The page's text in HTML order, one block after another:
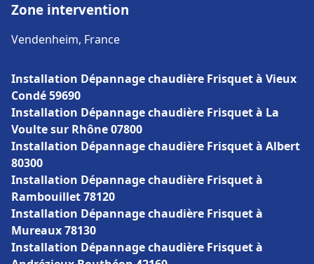
Zone intervention
Vendenheim, France
Installation Dépannage chaudière Frisquet à Vieux
Condé 59690
Installation Dépannage chaudière Frisquet à La
Voulte sur Rhône 07800
Installation Dépannage chaudière Frisquet à Albert
80300
Installation Dépannage chaudière Frisquet à
Rambouillet 78120
Installation Dépannage chaudière Frisquet à
Mureaux 78130
Installation Dépannage chaudière Frisquet à